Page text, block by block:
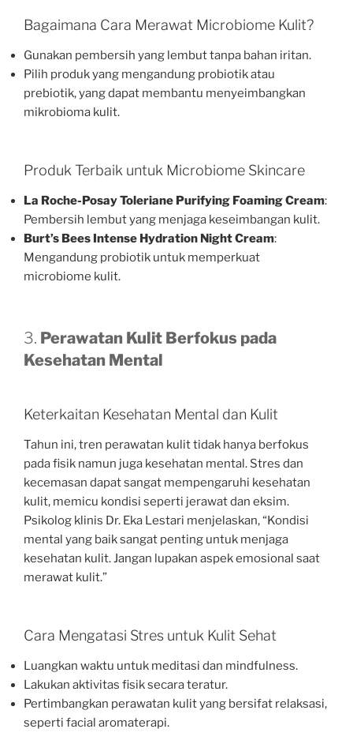
Bagaimana Cara Merawat Microbiome Kulit?
Gunakan pembersih yang lembut tanpa bahan iritan.
Pilih produk yang mengandung probiotik atau
prebiotik, yang dapat membantu menyeimbangkan
mikrobioma kulit.
Produk Terbaik untuk Microbiome Skincare
La Roche-Posay Toleriane Purifying Foaming Cream:
Pembersih lembut yang menjaga keseimbangan kulit.
Burt’s Bees Intense Hydration Night Cream:
Mengandung probiotik untuk memperkuat
microbiome kulit.
3. Perawatan Kulit Berfokus pada
Kesehatan Mental
Keterkaitan Kesehatan Mental dan Kulit
Tahun ini, tren perawatan kulit tidak hanya berfokus
pada fisik namun juga kesehatan mental. Stres dan
kecemasan dapat sangat mempengaruhi kesehatan
kulit, memicu kondisi seperti jerawat dan eksim.
Psikolog klinis Dr. Eka Lestari menjelaskan, “Kondisi
mental yang baik sangat penting untuk menjaga
kesehatan kulit. Jangan lupakan aspek emosional saat
merawat kulit.”
Cara Mengatasi Stres untuk Kulit Sehat
Luangkan waktu untuk meditasi dan mindfulness.
Lakukan aktivitas fisik secara teratur.
Pertimbangkan perawatan kulit yang bersifat relaksasi,
seperti facial aromaterapi.